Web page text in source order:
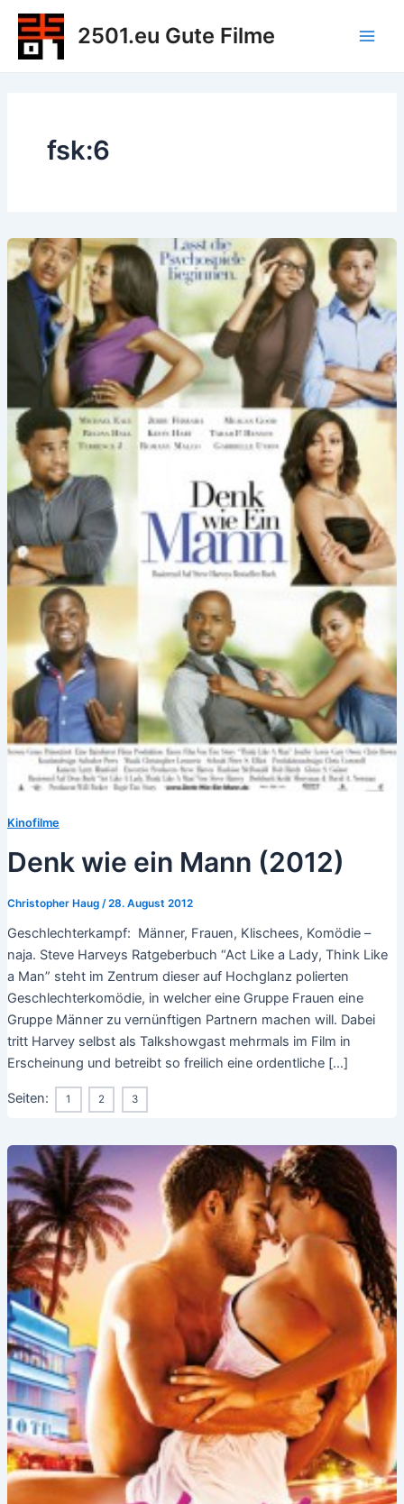
Zum
Inhalt
springen
2501.eu Gute Filme
fsk:6
Kinofilme
Denk wie ein Mann (2012)
Christopher Haug /28. August 2012
Geschlechterkampf: Männer, Frauen, Klischees, Komödie –
naja. Steve Harveys Ratgeberbuch “Act Like a Lady, Think Like
a Man” steht im Zentrum dieser auf Hochglanz polierten
Geschlechterkomödie, in welcher eine Gruppe Frauen eine
Gruppe Männer zu vernünftigen Partnern machen will. Dabei
tritt Harvey selbst als Talkshowgast mehrmals im Film in
Erscheinung und betreibt so freilich eine ordentliche […]
Seiten: 1 2 3